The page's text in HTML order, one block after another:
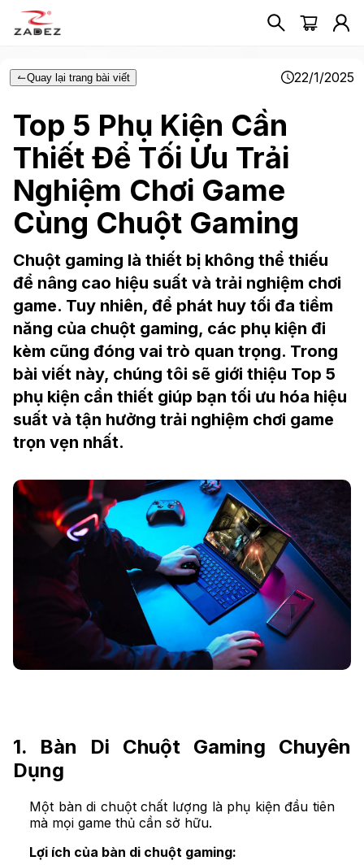
Quay lại trang bài viết 22/1/2025
Top 5 Phụ Kiện Cần
Thiết Để Tối Ưu Trải
Nghiệm Chơi Game
Cùng Chuột Gaming
Chuột gaming là thiết bị không thể thiếu
để nâng cao hiệu suất và trải nghiệm chơi
game. Tuy nhiên, để phát huy tối đa tiềm
năng của chuột gaming, các phụ kiện đi
kèm cũng đóng vai trò quan trọng. Trong
bài viết này, chúng tôi sẽ giới thiệu Top 5
phụ kiện cần thiết giúp bạn tối ưu hóa hiệu
suất và tận hưởng trải nghiệm chơi game
trọn vẹn nhất.
1. Bàn Di Chuột Gaming Chuyên
Dụng
Một bàn di chuột chất lượng là phụ kiện đầu tiên
mà mọi game thủ cần sở hữu.
Lợi ích của bàn di chuột gaming: